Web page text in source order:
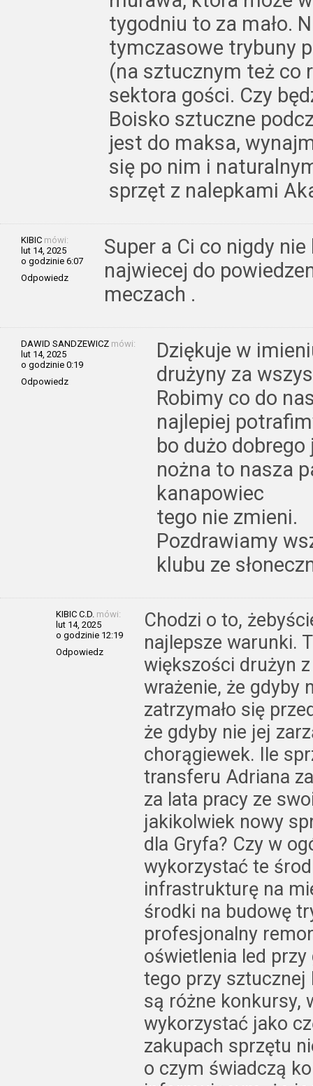
tygodniu to za mało.
tymczasowe trybuny
(na sztucznym też co
sektora gości. Czy
Boisko sztuczne
jest do maksa,
się po nim i
sprzęt z nalepkami
KIBIC mówi:
lut 14, 2025
o godzinie 6:07
Odpowiedz
Super a Ci co nigdy
najwiecej do
meczach .
DAWID SANDZEWICZ mówi:
lut 14, 2025
o godzinie 0:19
Odpowiedz
Dziękuje w
drużyny za
Robimy co do
najlepiej
bo dużo dobrego
nożna to nasza
kanapowiec
tego nie zmieni.
Pozdrawiamy
klubu ze
KIBIC C.D. mówi:
lut 14, 2025
o godzinie 12:19
Odpowiedz
Chodzi o to,
najlepsze warunki.
większości drużyn
wrażenie, że gdyby
zatrzymało się
że gdyby nie jej
chorągiewek. Ile
transferu Adriana
za lata pracy ze
jakikolwiek nowy
dla Gryfa? Czy w
wykorzystać te
infrastrukturę na
środki na budowę
profesjonalny
oświetlenia led
tego przy sztucznej
są różne konkursy,
wykorzystać jako
zakupach sprzętu
o czym świadczą